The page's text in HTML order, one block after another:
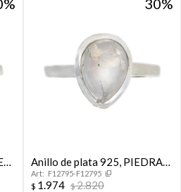
Anillo de plata 925, PIEDRA
DE LA LUNA.
F12795-F12795
$ 1.974 $2.820